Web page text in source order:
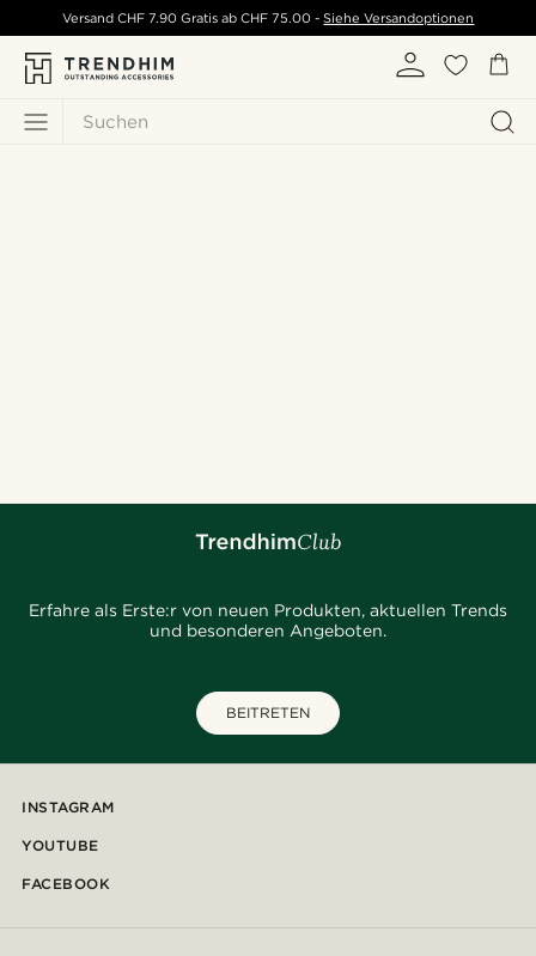
Suchen
Versand CHF 7.90 Gratis ab CHF 75.00 - Siehe Versandoptionen
Erfahre als Erste:r von neuen Produkten, aktuellen Trends
und besonderen Angeboten.
BEITRETEN
INSTAGRAM
YOUTUBE
FACEBOOK